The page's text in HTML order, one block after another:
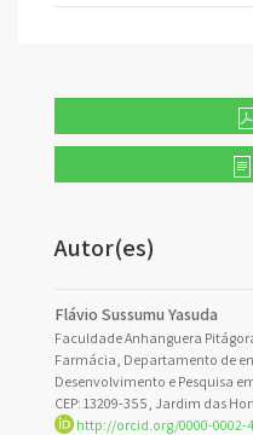
Autor(es)
Flávio Sussumu Yasuda
Faculdade Anhanguera
Farmácia, Departamento de
Desenvolvimento e Pesquisa
CEP: 13209-355, Jardim das
http://orcid.org/0000-0002-